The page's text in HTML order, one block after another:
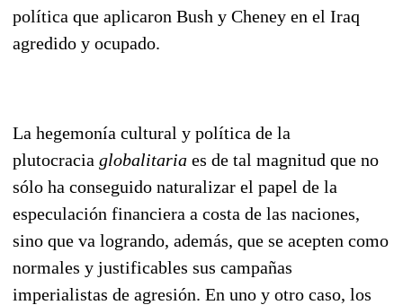
política que aplicaron Bush y Cheney en el Iraq
agredido y ocupado.
La hegemonía cultural y política de la
plutocracia globalitaria es de tal magnitud que no
sólo ha conseguido naturalizar el papel de la
especulación financiera a costa de las naciones,
sino que va logrando, además, que se acepten como
normales y justificables sus campañas
imperialistas de agresión. En uno y otro caso, los